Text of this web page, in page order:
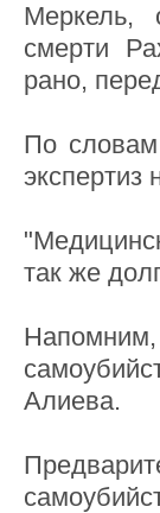
Меркель,
смерти
рано,
По
экспертиз
так же
Алиева.